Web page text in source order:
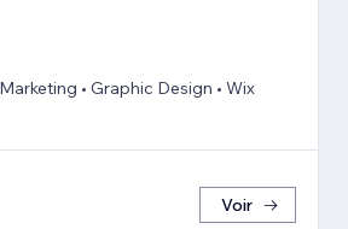
• Graphic Design • Wix
Voir